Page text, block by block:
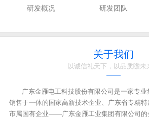
研发概况 研发团队
关于我们
以诚信礼天下，以品质瞻未
广东金雁电工科技股份有限公司是一家专
销售于一体的国家高新技术企业、广东省专精
市属国有企业——广东金雁工业集团有限公司的